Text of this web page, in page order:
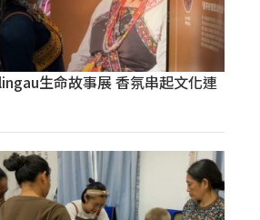
生命故事展 香氛串起文化連